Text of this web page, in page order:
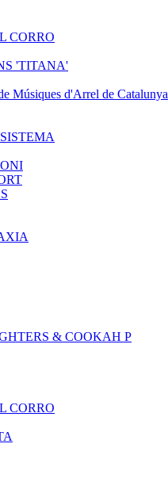
CORRO
'TITANA'
Músiques d'Arrel de Catalunya
& COOKAH P
CORRO